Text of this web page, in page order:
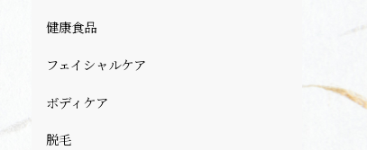
健康食品
フェイシャルケア
ボディケア
脱毛